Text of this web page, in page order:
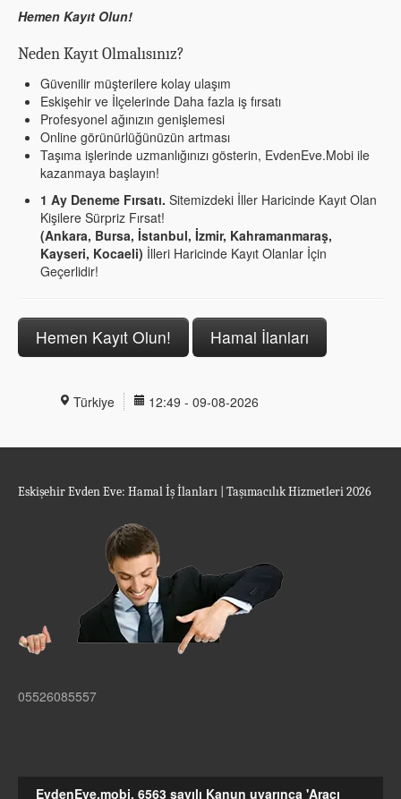
Hemen Kayıt Olun!
Neden Kayıt Olmalısınız?
Güvenilir müşterilere kolay ulaşım
Eskişehir ve İlçelerinde Daha fazla iş fırsatı
Profesyonel ağınızın genişlemesi
Online görünürlüğünüzün artması
Taşıma işlerinde uzmanlığınızı gösterin, EvdenEve.Mobi ile
kazanmaya başlayın!
1 Ay Deneme Fırsatı. Sitemizdeki İller Haricinde Kayıt Olan
Kişilere Sürpriz Fırsat!
(Ankara, Bursa, İstanbul, İzmir, Kahramanmaraş,
Kayseri, Kocaeli) İlleri Haricinde Kayıt Olanlar İçin
Geçerlidir!
Hemen Kayıt Olun! Hamal İlanları
Türkiye 12:49 - 09-08-2026
Eskişehir Evden Eve: Hamal İş İlanları | Taşımacılık Hizmetleri 2026
05526085557
EvdenEve.mobi, 6563 sayılı Kanun uyarınca 'Aracı